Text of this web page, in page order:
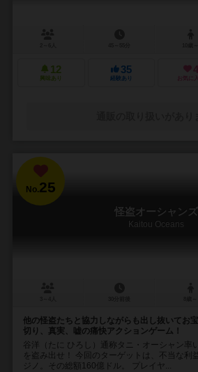
12
興味あり
35
経験あり
4
お気に
No.25
怪盗オーシャンズ
Kaitou Oceans
他の怪盗たちと協力しながらも出し抜いてお
切り、真実、嘘の痛快アクションゲーム！
谷洋（たに ひろし）通称タニ・オーシャン率
を盗み出せ！ 今回のターゲットは、不当な利
ジノ。その総額160億ドル。 プレイヤ...